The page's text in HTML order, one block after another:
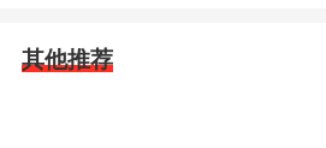
其他推荐